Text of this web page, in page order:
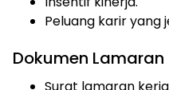
Peluang karir yang
Dokumen Lamaran
Surat lamaran